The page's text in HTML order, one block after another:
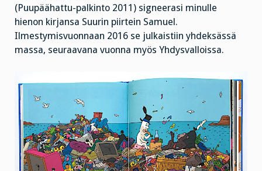
(Puupäähattu-palkinto 2011) signeerasi minulle
hienon kirjansa Suurin piirtein Samuel.
Ilmestymisvuonnaan 2016 se julkaistiin yhdeksässä
massa, seuraavana vuonna myös Yhdysvalloissa.